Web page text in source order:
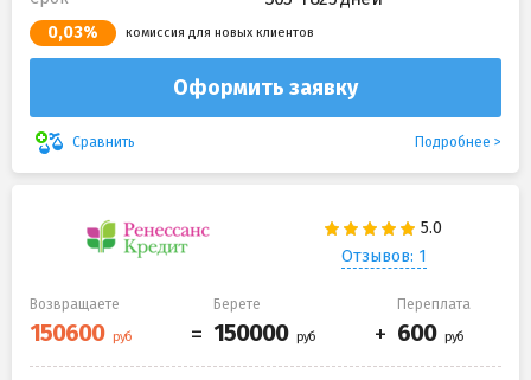
0,03% комиссия для новых клиентов
Оформить заявку
Сравнить Подробнее
Отзывов: 1
Возвращаете Берете Переплата